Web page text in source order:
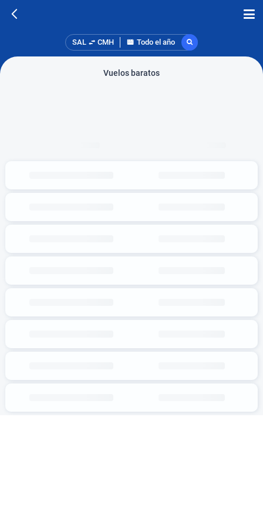
SAL CMH Todo el año
Vuelos baratos